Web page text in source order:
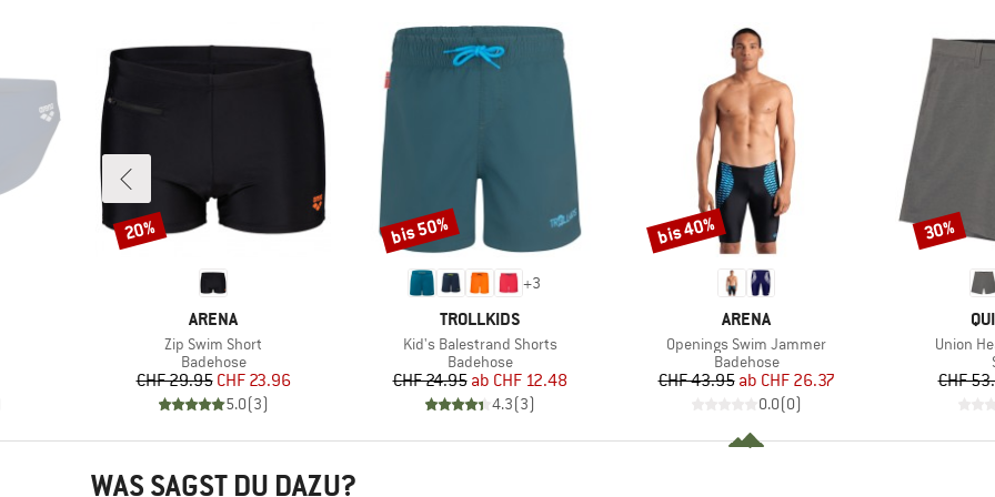
MARKE
ARENA
Artikel
Zip Swim Short
Produktgruppe
Badehose
Preis
CHF 29.95reduzierter Preis
CHF 23.96
5.0(3)
Rabatt
20%
+3
MARKE
TROLLKIDS
Artikel
Kid's Balestrand Shorts
Produktgruppe
Badehose
Preis
CHF 24.95 reduzierter Preis
ab CHF 12.48
4.3(3)
Rabatt
bis 50%
MARKE
ARENA
Artikel
Openings Swim Jammer
Produktgruppe
Badehose
Preis
CHF 43.95 reduzierter Preis
ab CHF 26.37
0.0(0)
Rabatt
bis 40%
Artikel
Union
CHF
Rabatt
30%
WAS SAGST DU DAZU?